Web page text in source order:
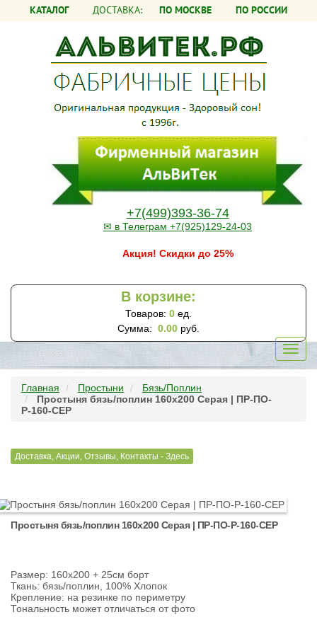
КАТАЛОГ ДОСТАВКА: ПО МОСКВЕ ПО РОССИИ
+7(499)393-36-74
✉ в Телеграм +7(925)129-24-03
Акция! Скидки до 25%
В корзине:
Товаров: 0 ед.
Сумма: 0.00 руб.
Главная Простыни
Бязь/Поплин
Простыня бязь/поплин 160х200 Серая | ПР-ПО-
Р-160-СЕР
Доставка, Акции, Отзывы, Контакты - Здесь
Простыня бязь/поплин 160х200 Серая | ПР-ПО-Р-160-СЕР
Размер: 160х200 + 25см борт
Ткань: бязь/поплин, 100% Хлопок
Крепление: на резинке по периметру
Тональность может отличаться от фото